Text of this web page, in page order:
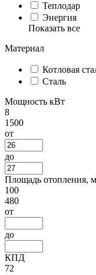
Теплодар
Энергия
Показать все
Материал
Котловая
Сталь
Мощность кВт
8
1500
от
до
Площадь отопления,
100
480
от
до
КПД
72